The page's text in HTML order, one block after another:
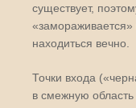
существует,
находиться вечно.
Точки входа
в смежную область